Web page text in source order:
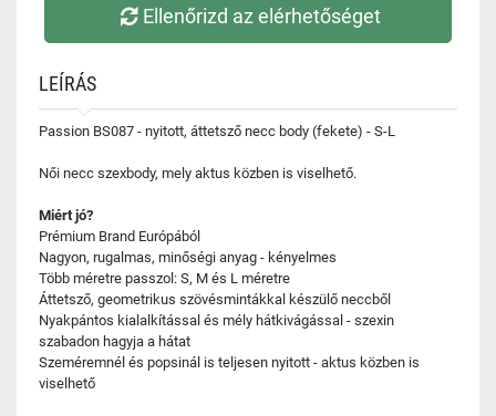
Ellenőrizd az elérhetőséget
LEÍRÁS
Passion BS087 - nyitott, áttetsző necc body (fekete) - S-L
Női necc szexbody, mely aktus közben is viselhető.
Miért jó?
Prémium Brand Európából
Nagyon, rugalmas, minőségi anyag - kényelmes
Több méretre passzol: S, M és L méretre
Áttetsző, geometrikus szövésmintákkal készülő neccből
Nyakpántos kialalkítással és mély hátkivágással - szexin
szabadon hagyja a hátat
Szeméremnél és popsinál is teljesen nyitott - aktus közben is
viselhető